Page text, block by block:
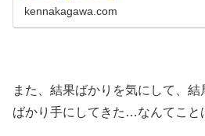
kennakagawa.com
また、結果ばかりを気にして、
ばかり手にしてきた…なんてこと